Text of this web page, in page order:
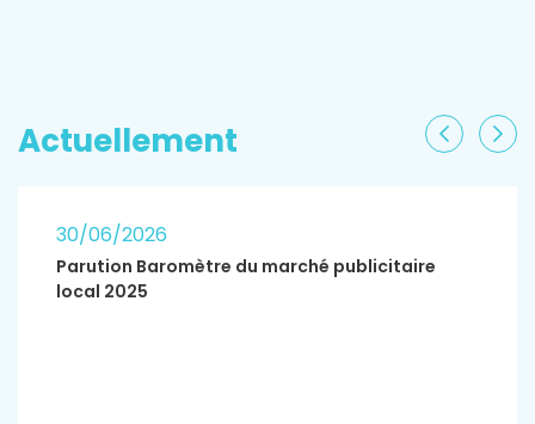
Actuellement
30/06/2026
Parution Baromètre du marché publicitaire
local 2025